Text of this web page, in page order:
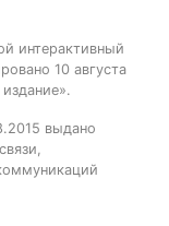
интерактивный
10 августа
выдано